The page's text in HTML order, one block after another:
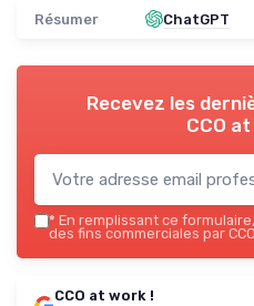
Résumer ChatGPT
Recevez les
CCO
* En remplissant ce
des fins commerciales par
CCO at work !